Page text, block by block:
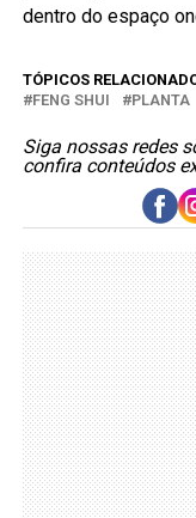
dentro do espaço
TÓPICOS
FENG SHUI
PLANTA
Siga nossas redes
confira conteúdos